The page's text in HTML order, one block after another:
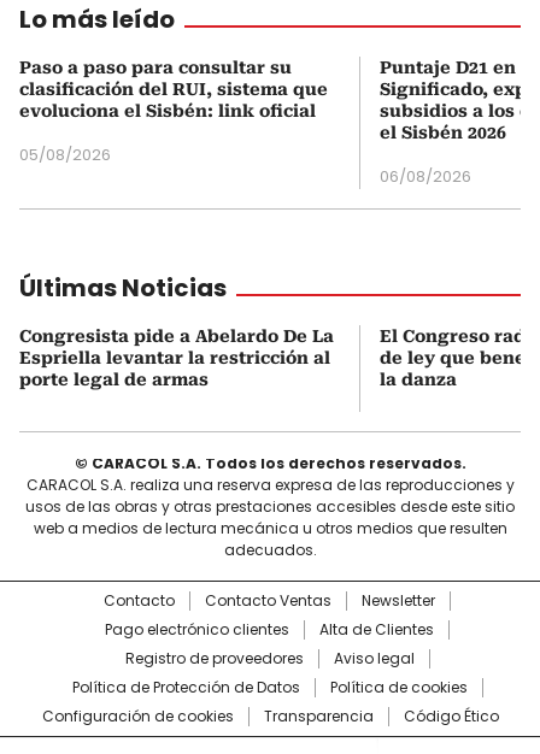
Lo más leído
Paso a paso para consultar su
clasificación del RUI, sistema que
evoluciona el Sisbén: link oficial
05/08/2026
Puntaje D21 en
Significado,
subsidios a los
el Sisbén 2026
06/08/2026
Últimas Noticias
Congresista pide a Abelardo De La
Espriella levantar la restricción al
porte legal de armas
El Congreso
de ley que
la danza
© CARACOL S.A. Todos los derechos reservados.
CARACOL S.A. realiza una reserva expresa de las reproducciones y
usos de las obras y otras prestaciones accesibles desde este sitio
web a medios de lectura mecánica u otros medios que resulten
adecuados.
Contacto Contacto Ventas
Newsletter
Pago electrónico clientes
Alta de Clientes
Registro de proveedores
Aviso legal
Política de Protección de Datos
Política de cookies
Configuración de cookies
Transparencia Código Ético